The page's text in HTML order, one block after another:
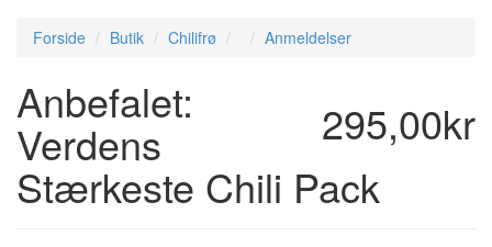
Forside Butik Chilifrø Anmeldelser
295,00kr
Anbefalet:
Verdens
Stærkeste Chili Pack